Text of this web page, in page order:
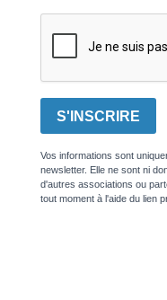
S'INSCRIRE
Vos informations sont
newsletter. Elle ne sont ni
d'autres associations ou
tout moment à l'aide du lien